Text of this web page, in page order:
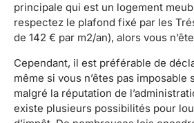
principale qui est un logement
respectez le plafond fixé par les
de 142 € par m2/an), alors vous
Cependant, il est préférable de
même si vous n’êtes pas
malgré la réputation de
existe plusieurs possibilités pour